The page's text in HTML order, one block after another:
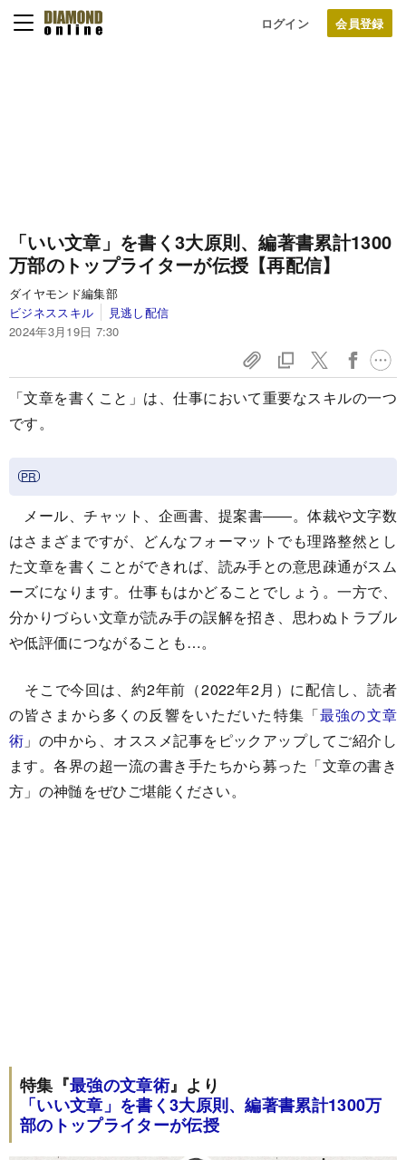
ログイン
「いい文章」を書く3大原則、編著書累計1300
万部のトップライターが伝授【再配信】
ダイヤモンド編集部
ビジネススキル
見逃し配信
2024年3月19日 7:30
「文章を書くこと」は、仕事において重要なスキルの一つ
です。
メール、チャット、企画書、提案書――。体裁や文字数
はさまざまですが、どんなフォーマットでも理路整然とし
た文章を書くことができれば、読み手との意思疎通がスム
ーズになります。仕事もはかどることでしょう。一方で、
分かりづらい文章が読み手の誤解を招き、思わぬトラブル
や低評価につながることも…。
そこで今回は、約2年前（2022年2月）に配信し、読者
の皆さまから多くの反響をいただいた特集「最強の文章
術 」の中から、オススメ記事をピックアップしてご紹介し
ます。各界の超一流の書き手たちから募った「文章の書き
方」の神髄をぜひご堪能ください。
特集『最強の文章術』より
「いい文章」を書く3大原則、編著書累計1300万
部のトップライターが伝授